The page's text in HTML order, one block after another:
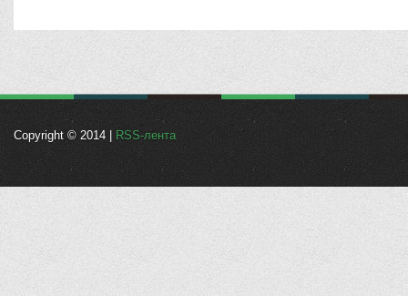
Copyright © 2014 | RSS-лента